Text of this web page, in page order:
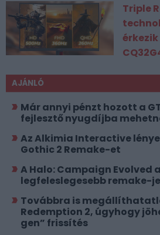
Triple
érkezik
AJÁNLÓ
Már annyi pénzt hozott a
fejlesztő nyugdíjba
Az Alkimia Interactive
Gothic 2 Remake-et
A Halo: Campaign Evolved
legfeleslegesebb remake-je
Továbbra is
Redemption 2, úgyhogy
gen” frissítés